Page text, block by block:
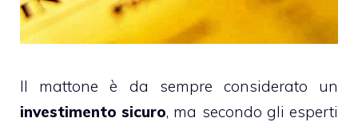
Il mattone è da sempre considerato un
investimento sicuro, ma secondo gli esperti